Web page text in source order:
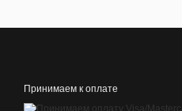
Принимаем к оплате